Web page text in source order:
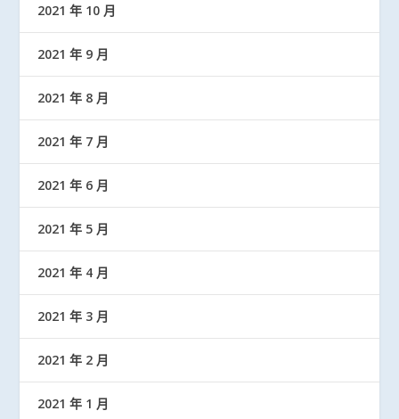
2021 年 10 月
2021 年 9 月
2021 年 8 月
2021 年 7 月
2021 年 6 月
2021 年 5 月
2021 年 4 月
2021 年 3 月
2021 年 2 月
2021 年 1 月